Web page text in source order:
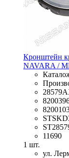
Кронштейн
NAVARA /
11690
1 шт.
ул.